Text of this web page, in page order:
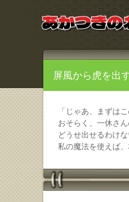
屏風から虎を出
「じゃあ、まずは
おそらく、一休さ
どうせ出せるわけ
私の魔法を使えば